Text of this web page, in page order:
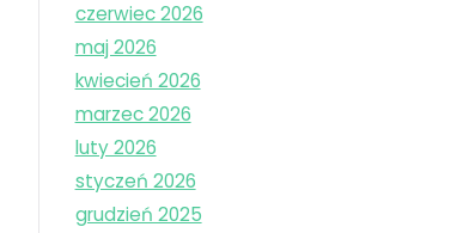
czerwiec 2026
maj 2026
kwiecień 2026
marzec 2026
luty 2026
styczeń 2026
grudzień 2025